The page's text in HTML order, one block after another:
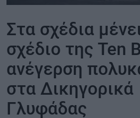
ΟΙΚΟΝΟΜΙΑ -
MY PROPERTY
ΚΑΡΑΜΠΟΛΕΣ
Στα σχέδια
σχέδιο της Ten
ανέγερση
στα Δικηγορικά
Γλυφάδας